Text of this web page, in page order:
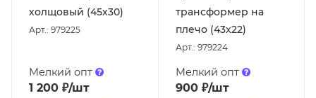
холщовый (45х30)
Арт.: 979225
Мелкий опт
1 200 ₽/шт
трансформер на
плечо (43х22)
Арт.: 979224
Мелкий опт
900₽/шт